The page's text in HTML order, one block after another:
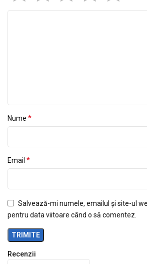
Recenzii
Nume *
Email *
Salvează-mi numele, emailul și site-ul
pentru data viitoare când o să comentez.